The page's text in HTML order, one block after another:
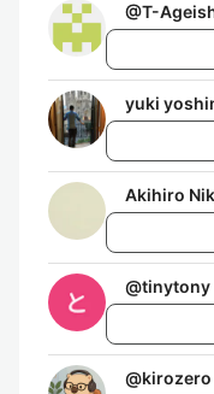
@T-
yuki
Akihiro
@tinytony
@kirozero